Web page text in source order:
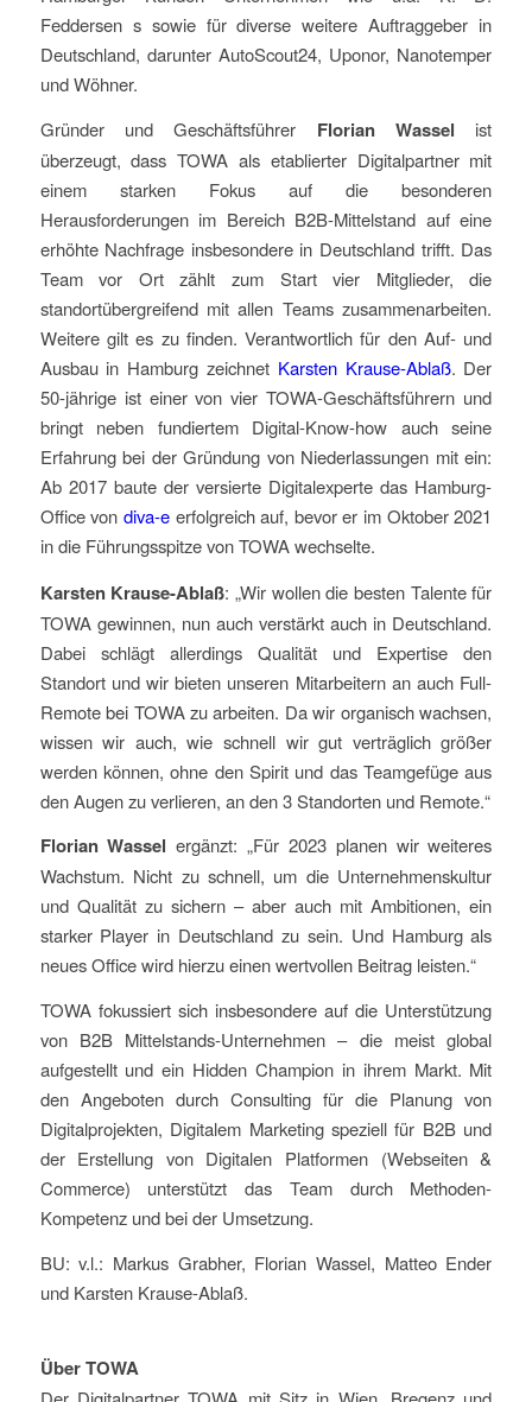
Feddersen s sowie für diverse weitere Auftraggeber in
Deutschland, darunter AutoScout24, Uponor, Nanotemper
und Wöhner.
Gründer und Geschäftsführer Florian Wassel ist
überzeugt, dass TOWA als etablierter Digitalpartner mit
einem starken Fokus auf die besonderen
Herausforderungen im Bereich B2B-Mittelstand auf eine
erhöhte Nachfrage insbesondere in Deutschland trifft. Das
Team vor Ort zählt zum Start vier Mitglieder, die
standortübergreifend mit allen Teams zusammenarbeiten.
Weitere gilt es zu finden. Verantwortlich für den Auf- und
Ausbau in Hamburg zeichnet Karsten Krause-Ablaß. Der
50-jährige ist einer von vier TOWA-Geschäftsführern und
bringt neben fundiertem Digital-Know-how auch seine
Erfahrung bei der Gründung von Niederlassungen mit ein:
Ab 2017 baute der versierte Digitalexperte das Hamburg-
Office von diva-eerfolgreich auf, bevor er im Oktober 2021
in die Führungsspitze von TOWA wechselte.
Karsten Krause-Ablaß: „Wir wollen die besten Talente für
TOWA gewinnen, nun auch verstärkt auch in Deutschland.
Dabei schlägt allerdings Qualität und Expertise den
Standort und wir bieten unseren Mitarbeitern an auch Full-
Remote bei TOWA zu arbeiten. Da wir organisch wachsen,
wissen wir auch, wie schnell wir gut verträglich größer
werden können, ohne den Spirit und das Teamgefüge aus
den Augen zu verlieren, an den 3 Standorten und Remote.“
Florian Wassel ergänzt: „Für 2023 planen wir weiteres
Wachstum. Nicht zu schnell, um die Unternehmenskultur
und Qualität zu sichern – aber auch mit Ambitionen, ein
starker Player in Deutschland zu sein. Und Hamburg als
neues Office wird hierzu einen wertvollen Beitrag leisten.“
TOWA fokussiert sich insbesondere auf die Unterstützung
von B2B Mittelstands-Unternehmen – die meist global
aufgestellt und ein Hidden Champion in ihrem Markt. Mit
den Angeboten durch Consulting für die Planung von
Digitalprojekten, Digitalem Marketing speziell für B2B und
der Erstellung von Digitalen Platformen (Webseiten &
Commerce) unterstützt das Team durch Methoden-
Kompetenz und bei der Umsetzung.
BU: v.l.: Markus Grabher, Florian Wassel, Matteo Ender
und Karsten Krause-Ablaß.
Über TOWA